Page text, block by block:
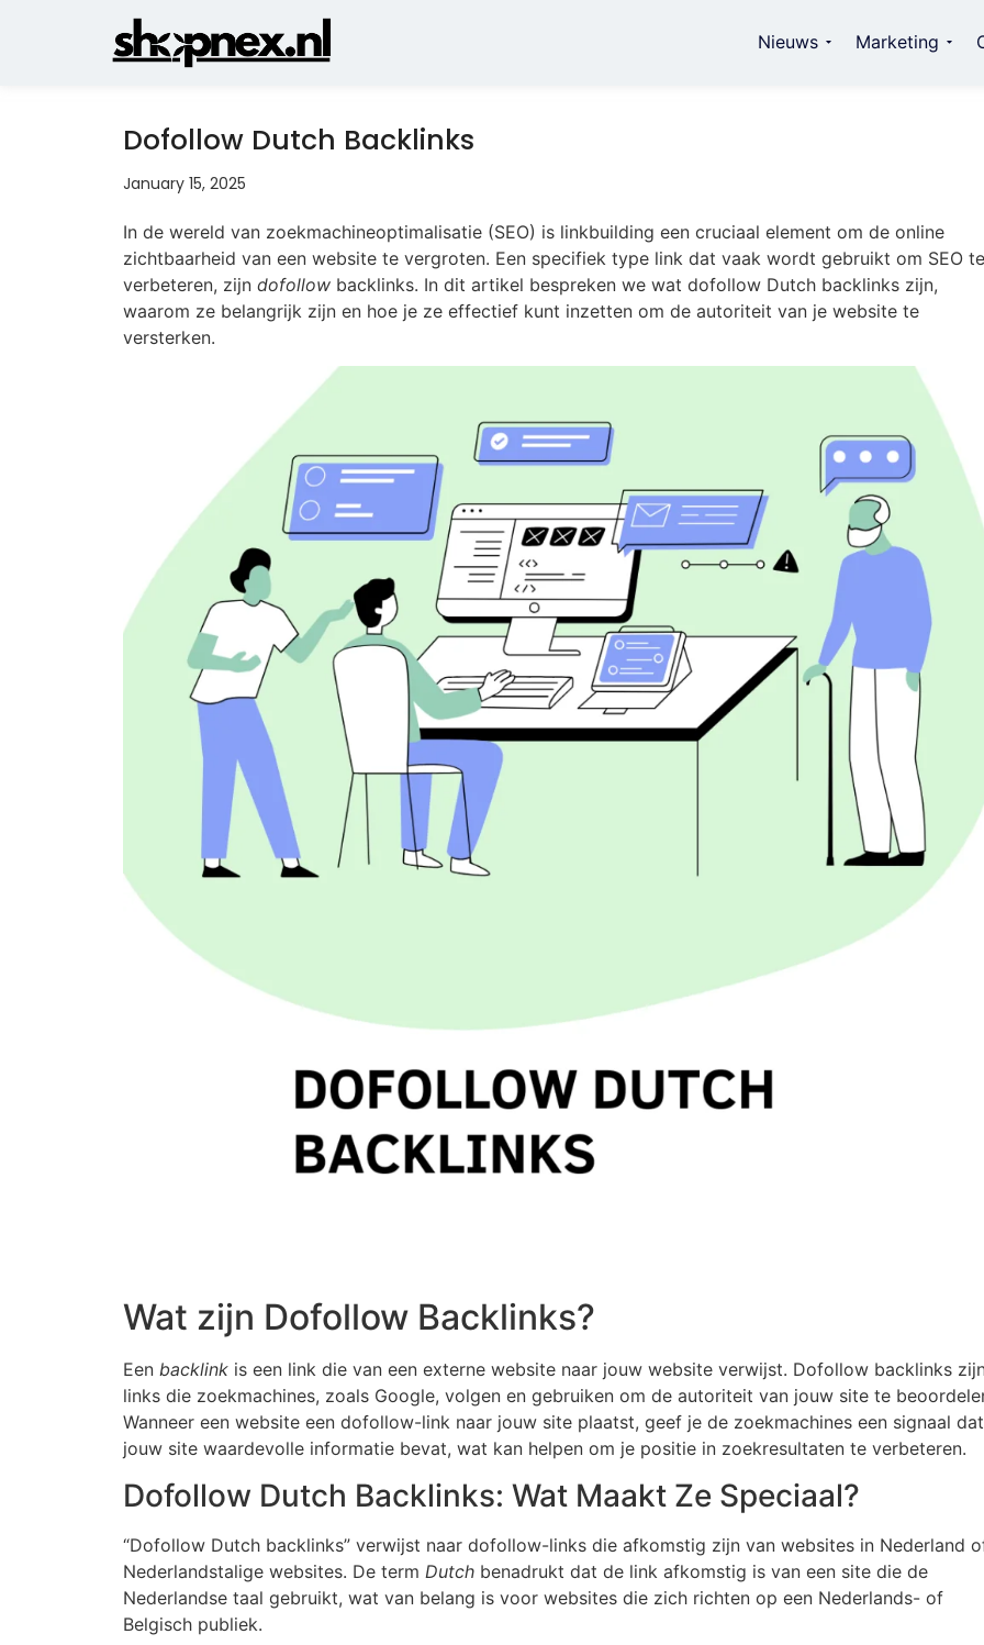
Nieuws Marketing
Dofollow Dutch Backlinks
January 15, 2025
In de wereld van zoekmachineoptimalisatie (SEO) is linkbuilding een cruciaal element om de online
zichtbaarheid van een website te vergroten. Een specifiek type link dat vaak wordt gebruikt om SEO te
verbeteren, zijn dofollow backlinks. In dit artikel bespreken we wat dofollow Dutch backlinks zijn,
waarom ze belangrijk zijn en hoe je ze effectief kunt inzetten om de autoriteit van je website te
versterken.
Wat zijn Dofollow Backlinks?
Een backlink is een link die van een externe website naar jouw website verwijst. Dofollow backlinks
links die zoekmachines, zoals Google, volgen en gebruiken om de autoriteit van jouw site te
Wanneer een website een dofollow-link naar jouw site plaatst, geef je de zoekmachines een signaal dat
jouw site waardevolle informatie bevat, wat kan helpen om je positie in zoekresultaten te verbeteren.
Dofollow Dutch Backlinks: Wat Maakt Ze Speciaal?
“Dofollow Dutch backlinks” verwijst naar dofollow-links die afkomstig zijn van websites in Nederland
Nederlandstalige websites. De term Dutch benadrukt dat de link afkomstig is van een site die de
Nederlandse taal gebruikt, wat van belang is voor websites die zich richten op een Nederlands- of
Belgisch publiek.